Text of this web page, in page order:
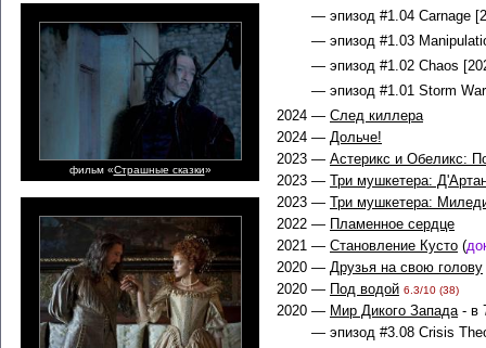
фильм «Страшные сказки»
— эпизод #1.04 Carnage
— эпизод #1.03
— эпизод #1.02 Chaos
— эпизод #1.01 Storm
2024 — След киллера
2024 — Дольче!
2023 — Астерикс и Обеликс:
2023 — Три мушкетера:
2023 — Три мушкетера:
2022 — Пламенное сердце
2021 — Становление Кусто (
2020 — Друзья на свою голову
2020 — Под водой 6.3/10 (38)
2020 — Мир Дикого Запада- в
— эпизод #3.08 Crisis